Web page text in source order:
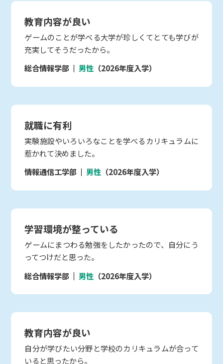
教育内容が良い
ゲームのことが学べる大学が珍しくてとても学びが
充実してそうだったから。
総合情報学部
男性 （2026年度入学）
就職に有利
実験施設やいろいろなことを学べるカリキュラムに
惹かれて決めました。
情報通信工学部
男性 （2026年度入学）
学習環境が整っている
ゲームにまつわる勉強をしたかったので、自分にう
ってつけだと思った。
総合情報学部
男性 （2026年度入学）
教育内容が良い
自分が学びたい分野と学校のカリキュラムが合って
いると思ったから。